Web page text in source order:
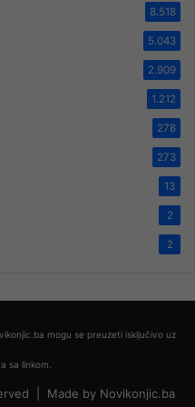
8.518
5.043
2.909
1.212
278
273
13
2
2
mogu se preuzeti isključivo uz
sa linkom.
| Made by Novikonjic.ba